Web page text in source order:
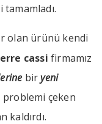
olan ürünü kendi
cassi firmamız
biryeni
çeken
kaldırdı.